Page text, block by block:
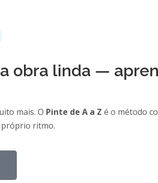
obra linda —
mais. O Pinte de A a Z é o método
próprio ritmo.